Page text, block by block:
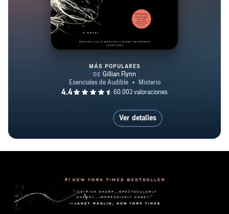
Gone Girl
MÁS POPULARES
Ver detalles